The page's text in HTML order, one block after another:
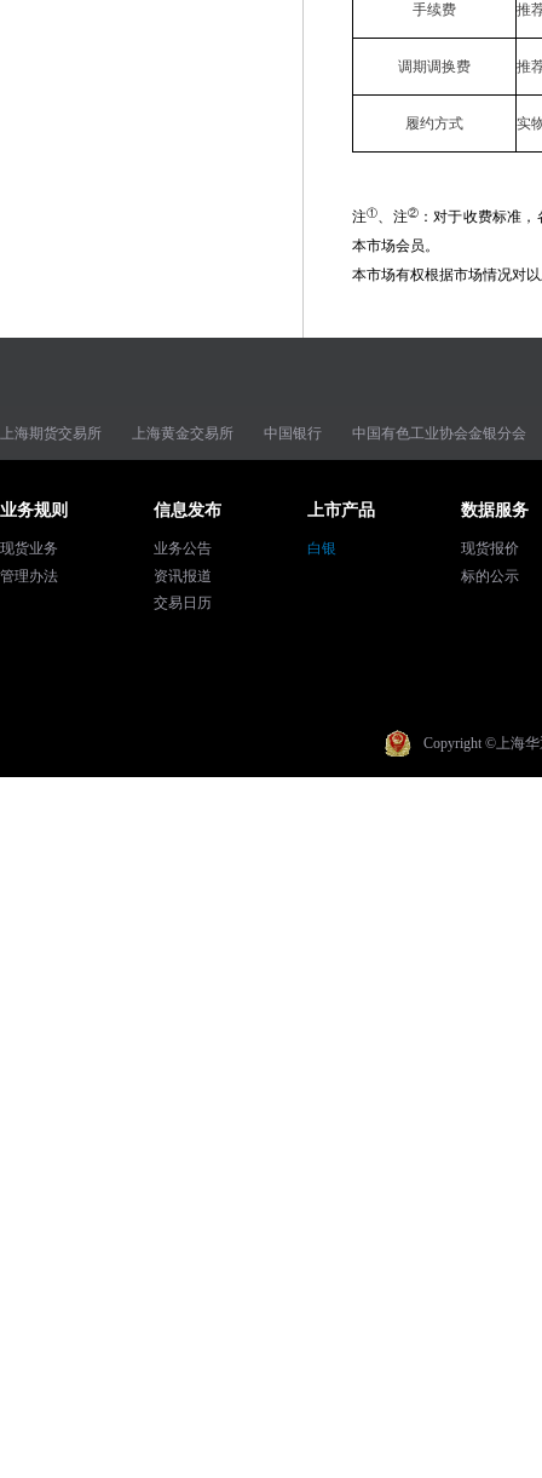
手续费 推
调期调换费 推
履约方式 实
注①、注② ：对于收费标准
本市场会员。
本市场有权根据市场情况对
上海期货交易所 上海黄金交易所 中国银行 中国有色工业协会金银分会
业务规则
现货业务
管理办法
信息发布
业务公告
资讯报道
交易日历
上市产品
白银
数据服务
现货报价
标的公示
Copyright ©上海